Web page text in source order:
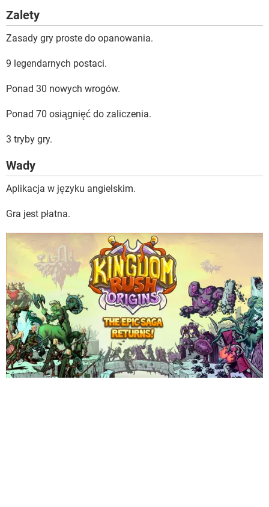
Zalety
Zasady gry proste do opanowania.
9 legendarnych postaci.
Ponad 30 nowych wrogów.
Ponad 70 osiągnięć do zaliczenia.
3 tryby gry.
Wady
Aplikacja w języku angielskim.
Gra jest płatna.